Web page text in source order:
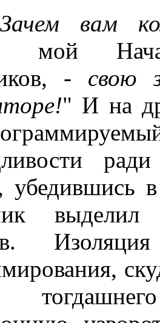
Зачем вам
мой
- свою
" И на
убедившись